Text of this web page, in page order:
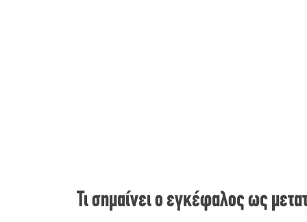
Τι σημαίνει ο εγκέφαλος ως